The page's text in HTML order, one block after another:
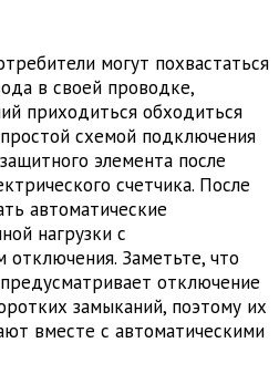
могут похвастаться
в своей проводке,
приходиться обходиться
схемой подключения
элемента после
счетчика. После
автоматические
нагрузки с
Заметьте, что
отключение
замыканий, поэтому их
вместе с автоматическими